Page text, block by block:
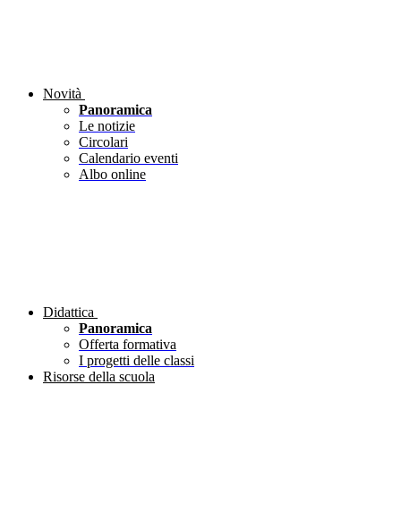
Novità
Panoramica
Le notizie
Circolari
Calendario eventi
Albo online
Didattica
Panoramica
Offerta formativa
I progetti delle classi
Risorse della scuola